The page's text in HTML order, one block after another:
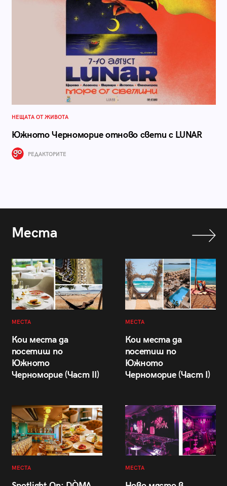
НЕЩАТА ОТ ЖИВОТА
Южното Черноморие отново свети с LUNAR
РЕДАКТОРИТЕ
Места
МЕСТА
Кои места да
посетиш по
Южното
Черноморие (Част II)
МЕСТА
Кои места да
посетиш по
Южното
Черноморие (Част I)
МЕСТА МЕСТА